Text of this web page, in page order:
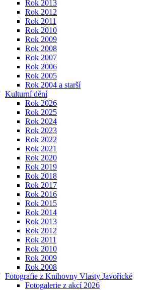
Rok 2013
Rok 2012
Rok 2011
Rok 2010
Rok 2009
Rok 2008
Rok 2007
Rok 2006
Rok 2005
Rok 2004 a starší
Kulturní dění
Rok 2026
Rok 2025
Rok 2024
Rok 2023
Rok 2022
Rok 2021
Rok 2020
Rok 2019
Rok 2018
Rok 2017
Rok 2016
Rok 2015
Rok 2014
Rok 2013
Rok 2012
Rok 2011
Rok 2010
Rok 2009
Rok 2008
Fotografie z Knihovny Vlasty Javořické
Fotogalerie z akcí 2026